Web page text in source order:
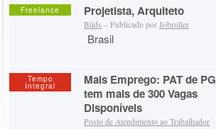
Freelance Projetista, Arquiteto
Bilds – Publicado porJobroller
Brasil
Tempo
Integral
Mais Emprego: PAT de PG
tem mais de 300 Vagas
Disponíveis
Posto de Atendimento ao Trabalhador